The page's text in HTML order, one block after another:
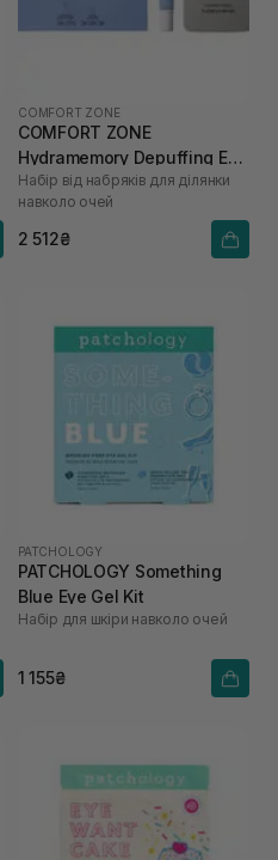
COMFORT ZONE
COMFORT ZONE
Hydramemory Depuffing Eye
Kit
Набір від набряків для ділянки
навколо очей
2 512₴
PATCHOLOGY
PATCHOLOGY Something
Blue Eye Gel Kit
Набір для шкіри навколо очей
1 155₴